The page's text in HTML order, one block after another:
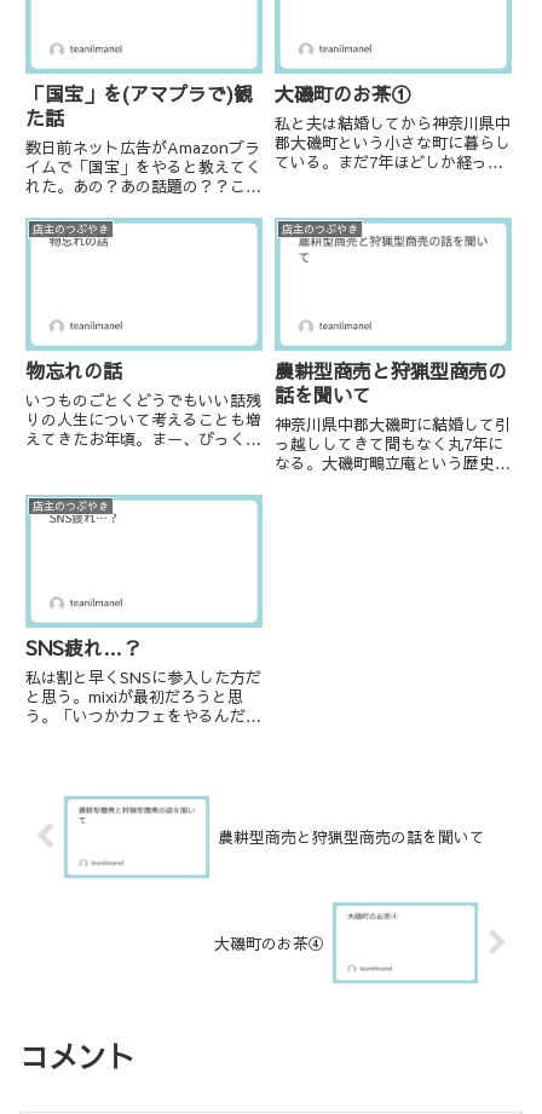
「国宝」を(アマプラで)観
た話
数日前ネット広告がAmazonプラ
イムで「国宝」をやると教えてく
れた。あの？あの話題の？？こん
員で良かったー！実は今もまだ他
の方の感想とか何も見ていない。
大磯町のお茶①
私と夫は結婚してから神奈川県中
郡大磯町という小さな町に暮らし
ている。まだ7年ほどしか経って
作家、画家などが暮らしたり別荘
を構えたりしている。そんな方々
とお茶との関係を調べ始めたの
店主のつぶやき
物忘れの話
いつものごとくどうでもいい話残
りの人生について考えることも増
えてきたお年頃。まー、びっくり
がね…」をやり始めたんだが、
「ソレ」を買いに行って「ソレ以
店主のつぶやき
農耕型商売と狩猟型商売の
話を聞いて
神奈川県中郡大磯町に結婚して引
っ越ししてきて間もなく丸7年に
なる。大磯町鴫立庵という歴史あ
店主のつぶやき
SNS疲れ…？
私は割と早くSNSに参入した方だ
と思う。mixiが最初だろうと思
う。「いつかカフェをやるんだ」
き合いもある。一方、失敗も多く
してきた。痛い思いは人より...
農耕型商売と狩猟型商売の話を聞いて
大磯町のお茶④
コメント